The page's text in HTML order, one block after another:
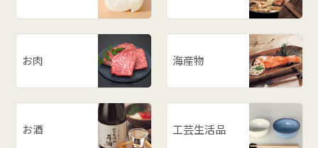
お肉 海産物
お酒 工芸生活品